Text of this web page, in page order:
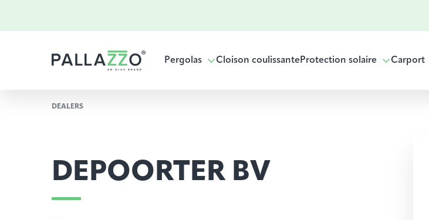
Pergolas Cloison coulissanteProtection solaire Carport
DEALERS
DEPOORTER BV